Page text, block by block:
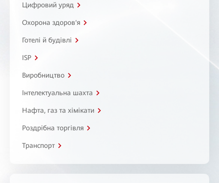
Цифровий уряд
Охорона здоров'я
Готелі й будівлі
ISP
Виробництво
Інтелектуальна шахта
Нафта, газ та хімікати
Роздрібна торгівля
Транспорт